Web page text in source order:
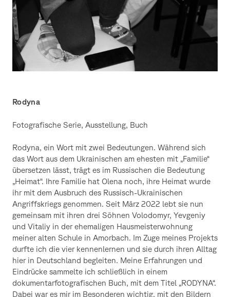
Rodyna
Fotografische Serie, Ausstellung, Buch
Rodyna, ein Wort mit zwei Bedeutungen. Während sich
das Wort aus dem Ukrainischen am ehesten mit „Familie“
übersetzen lässt, trägt es im Russischen die Bedeutung
„Heimat“. Ihre Familie hat Olena noch, ihre Heimat wurde
ihr mit dem Ausbruch des Russisch-Ukrainischen
Angriffskriegs genommen. Seit März 2022 lebt sie nun
gemeinsam mit ihren drei Söhnen Volodomyr, Yevgeniy
und Vitaliy in der ehemaligen Hausmeisterwohnung
meiner alten Schule in Amorbach. Im Zuge meines Projekts
durfte ich die vier kennenlernen und sie durch ihren Alltag
hier in Deutschland begleiten. Meine Erfahrungen und
Eindrücke sammelte ich schließlich in einem
dokumentarfotografischen Buch, mit dem Titel „RODYNA“.
Dabei war es mir im Besonderen wichtig, mit den Bildern